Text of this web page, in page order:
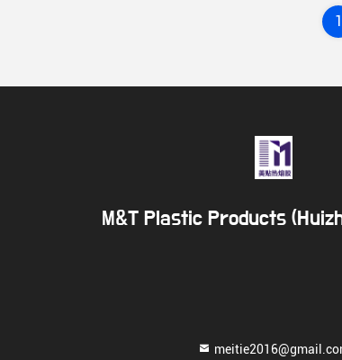
1
M&T Plastic Products